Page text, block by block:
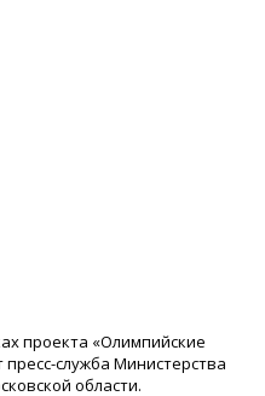
проекта «Олимпийские
служба Министерства
области.